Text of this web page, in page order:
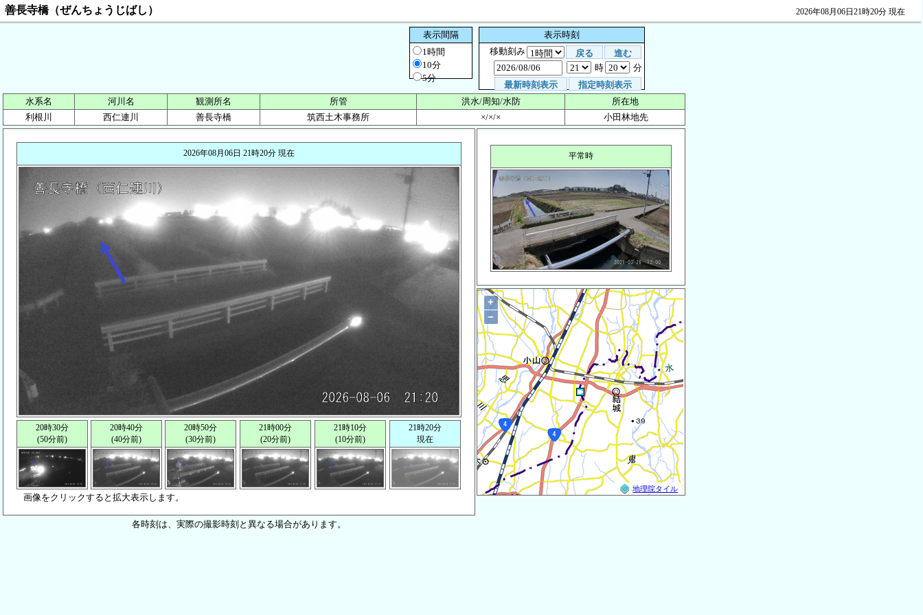
善長寺橋（ぜんちょうじばし） 2026年08月06日21時20分 現在
表示間隔
1時間
10分
5分
表示時刻
移動刻み
戻る
進む
時
分
最新時刻表示
指定時刻表示
水系名
河川名 観測所名 所管 洪水/周知/水防
所在地
利根川
西仁連川 善長寺橋 筑西土木事務所 ×/×/× 小田林地先
2026年08月06日 21時20分 現在
20時30分
(50分前)
20時40分
(40分前)
20時50分
(30分前)
21時00分
(20分前)
21時10分
(10分前)
21時20分
現在
画像をクリックすると拡大表示します。
各時刻は、実際の撮影時刻と異なる場合があります。
平常時
+
−
地理院タイル